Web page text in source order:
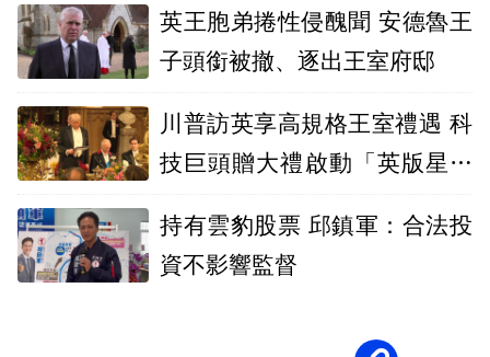
英王胞弟捲性侵醜聞 安德魯王
子頭銜被撤、逐出王室府邸
川普訪英享高規格王室禮遇 科
技巨頭贈大禮啟動「英版星際
持有雲豹股票 邱鎮軍：合法投
資不影響監督